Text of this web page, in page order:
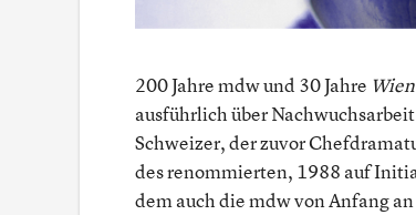
200 Jahre mdw und 30 Jahre
ausführlich über
Schweizer, der zuvor
des renommierten, 1988 auf
dem auch die mdw von Anfang